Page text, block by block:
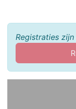
Registraties zijn